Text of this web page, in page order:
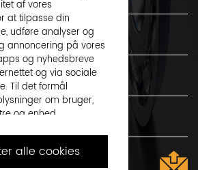
af vores
at tilpasse din
udføre analyser og
annoncering på vores
og nyhedsbreve
og via sociale
Til det formål
om bruger,
og enhed.
"Accepter alle cookies",
og accepterer, at
med
alle cookies